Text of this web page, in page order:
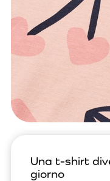
Una t-shirt
giorno